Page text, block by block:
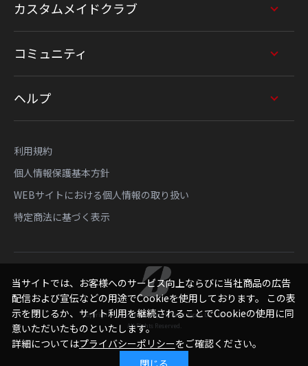
カスタムメイドクラブ
コミュニティ
ヘルプ
利用規約
個人情報保護基本方針
WEBサイトにおける個人情報の取り扱い
特定商法に基づく表示
Copyright © Bridgestone Sports Sales Japan Co., Ltd.
All Rights Reserved.
当サイトでは、お客様へのサービス向上ならびに当社商品の広告
配信および宣伝などの用途でCookieを使用しております。 この表
示を閉じるか、サイト利用を継続されることでCookieの使用に同
意いただいたものといたします。
詳細についてはプライバシーポリシーをご確認ください。